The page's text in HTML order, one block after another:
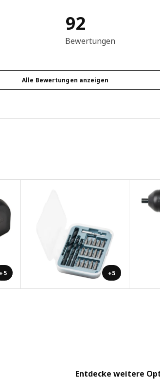
2.7 von 5 Sterne Alle
92
Bewertungen
Alle Bewertungen anzeigen
+5 +5
Entdecke weitere